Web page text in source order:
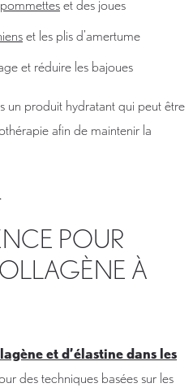
et des joues
et les plis d’amertume
et réduire les bajoues
un produit hydratant qui peut être
afin de maintenir la
POUR
À
et d’élastine dans les
des techniques basées sur les